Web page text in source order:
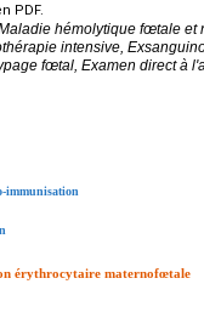
PDF.
hémolytique fœtale
intensive,
fœtal, Examen direct à
immunisation
érythrocytaire maternofœtale